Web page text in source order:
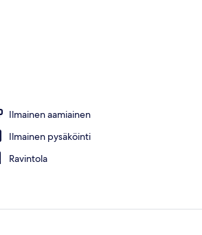
Ilmainen aamiainen
Ilmainen pysäköinti
Ravintola